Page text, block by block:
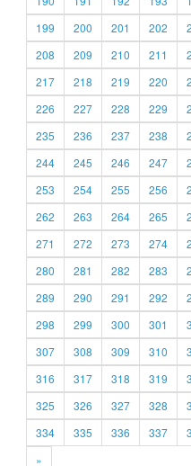
199
200 201 202
208
209 210 211
217
218 219 220
226
227 228 229
235
236 237 238
244
245 246 247
253
254 255 256
262
263 264 265
271
272 273 274
280
281 282 283
289
290 291 292
298
299 300 301
307
308 309 310
316
317 318 319
325
326 327 328
334
335 336 337
»